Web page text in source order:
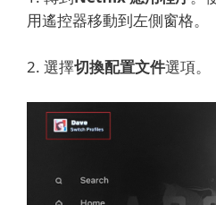
用遙控器移動到左側窗格。
2. 選擇切換配置文件選項。